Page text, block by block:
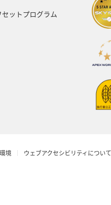
ットプログラム
境 ウェブアクセシビリティについて